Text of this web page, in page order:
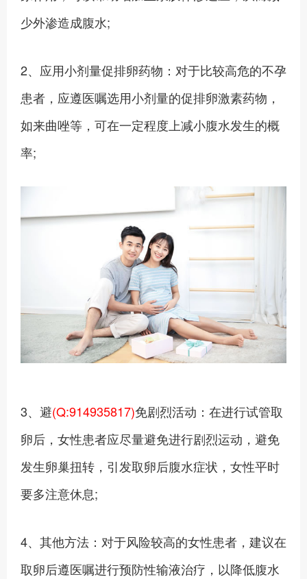
少外渗造成腹水;
2、应用小剂量促排卵药物：对于比较高危的不孕
患者，应遵医嘱选用小剂量的促排卵激素药物，
如来曲唑等，可在一定程度上减小腹水发生的概
率;
3、避(Q:914935817)免剧烈活动：在进行试管取
卵后，女性患者应尽量避免进行剧烈运动，避免
发生卵巢扭转，引发取卵后腹水症状，女性平时
要多注意休息;
4、其他方法：对于风险较高的女性患者，建议在
取卵后遵医嘱进行预防性输液治疗，以降低腹水